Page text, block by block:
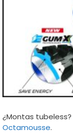
¿Montas tubeless?
Octamousse.